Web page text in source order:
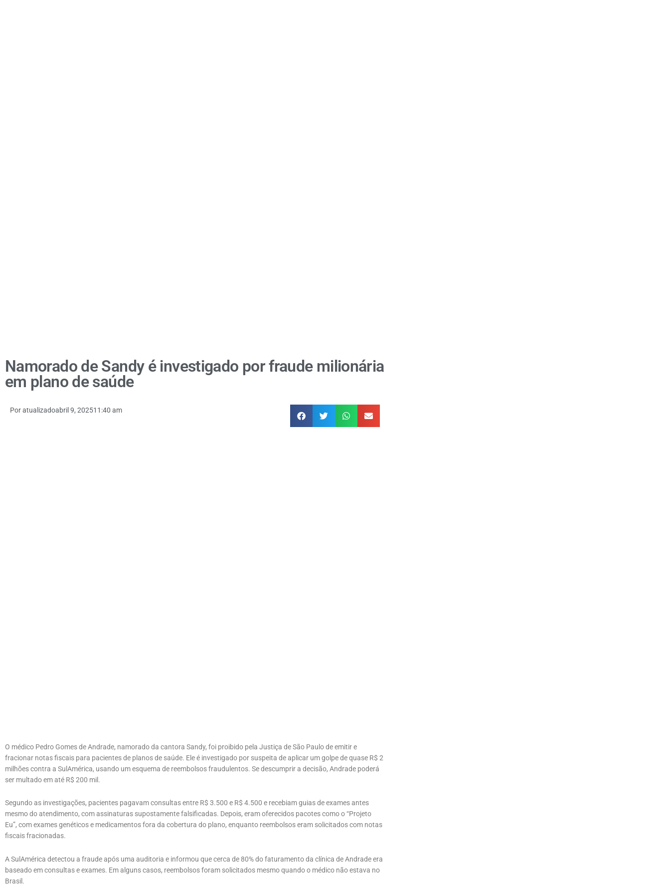
Namorado de Sandy é investigado por fraude milionária
em plano de saúde
Poratualizadoabril 9, 202511:40 am
O médico Pedro Gomes de Andrade, namorado da cantora Sandy, foi proibido pela Justiça de São Paulo de emitir e
fracionar notas fiscais para pacientes de planos de saúde. Ele é investigado por suspeita de aplicar um golpe de quase R$ 2
milhões contra a SulAmérica, usando um esquema de reembolsos fraudulentos. Se descumprir a decisão, Andrade poderá
ser multado em até R$ 200 mil.
Segundo as investigações, pacientes pagavam consultas entre R$ 3.500 e R$ 4.500 e recebiam guias de exames antes
mesmo do atendimento, com assinaturas supostamente falsificadas. Depois, eram oferecidos pacotes como o “Projeto
Eu”, com exames genéticos e medicamentos fora da cobertura do plano, enquanto reembolsos eram solicitados com notas
fiscais fracionadas.
A SulAmérica detectou a fraude após uma auditoria e informou que cerca de 80% do faturamento da clínica de Andrade era
baseado em consultas e exames. Em alguns casos, reembolsos foram solicitados mesmo quando o médico não estava no
Brasil.